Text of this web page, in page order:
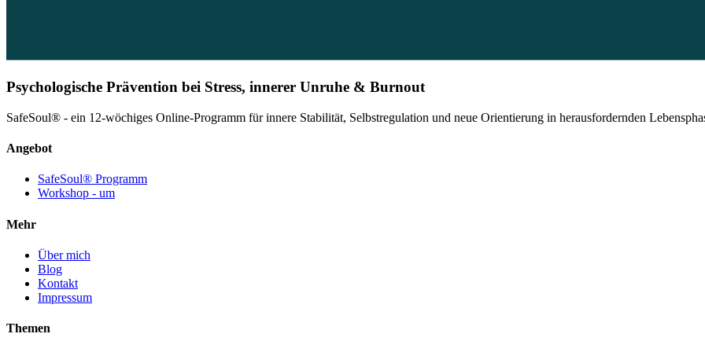
Psychologische Prävention bei Stress, innerer Unruhe & Burnout
SafeSoul® - ein 12-wöchiges Online-Programm für innere Stabilität, Selbstregulation und neue Orientierung in herausfordernden
Angebot
SafeSoul® Programm
Workshop - um
Mehr
Über mich
Blog
Kontakt
Impressum
Themen